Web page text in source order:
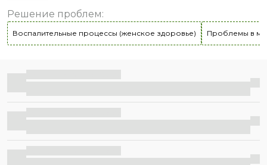
лактобактерии, вырабатывающие молочную кислоту для
поддержания естественного уровня pH и природного
защитного барьера (здоровая микрофлора абсолютно не
способствуют поддержанию естественной микрофлоры
Состав средства, более чем на 85% состоящего из
натуральных компонентов, усилен аллантоином, который
свойствами. Гель с пребиотиком для деликатного ухода
создан специально для тебя – чтобы ты всегда
чувствовала комфорт и излучала уверенность на
Решение проблем:
Воспалительные процессы (женское здоровье) Проблемы в